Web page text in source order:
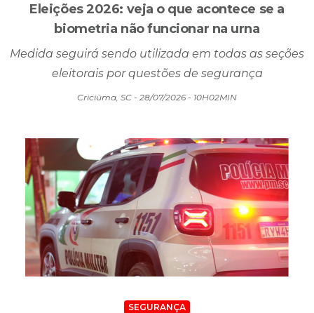
POLÍTICA
Eleições 2026: veja o que acontece se a
biometria não funcionar na urna
Medida seguirá sendo utilizada em todas as seções
Criciúma, SC - 28/07/2026 - 10H02MIN